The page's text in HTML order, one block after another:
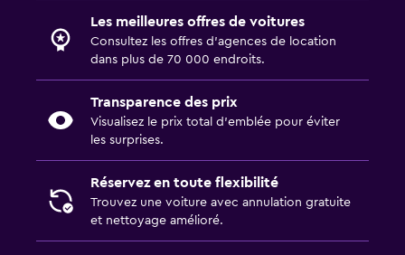
Les meilleures offres de voitures
Consultez les offres d’agences de location
dans plus de 70 000 endroits.
Transparence des prix
Visualisez le prix total d’emblée pour éviter
les surprises.
Réservez en toute flexibilité
Trouvez une voiture avec annulation gratuite
et nettoyage amélioré.